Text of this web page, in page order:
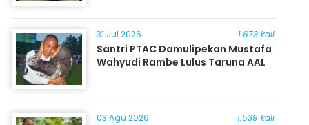
31 Jul 2026 1.673 kali
Santri PTAC Damulipekan Mustafa
Wahyudi Rambe Lulus Taruna AAL
03 Agu 2026 1.539 kali